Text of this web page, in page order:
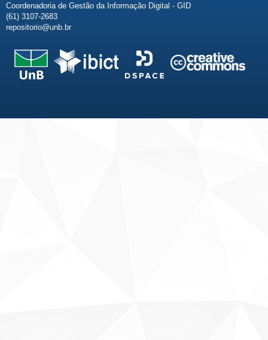
Coordenadoria de Gestão da Informação Digital - GID
(61) 3107-2683
repositorio@unb.br